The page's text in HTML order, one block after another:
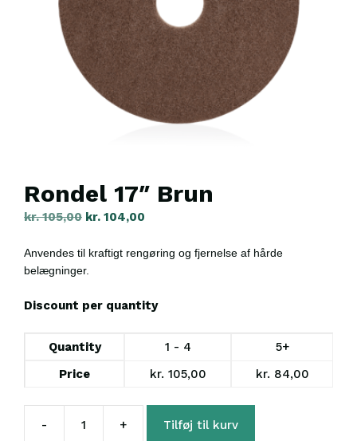
Rondel 17″ Brun
kr.105,00 kr. 104,00
Anvendes til kraftigt rengøring og fjernelse af hårde
belægninger.
Discount per quantity
Quantity 1 - 4
5+
Price
kr. 105,00 kr. 84,00
-
Rondel
+ Tilføj til kurv